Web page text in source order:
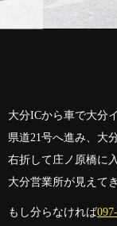
大分ICから車で大分
県道21号へ進み、大
右折して庄ノ原橋に
大分営業所が見えて
もし分らなければ